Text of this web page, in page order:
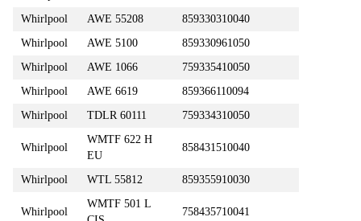
Whirlpool
AWE 55208
859330310040
Whirlpool
AWE 5100
859330961050
Whirlpool
AWE 1066
759335410050
Whirlpool
AWE 6619
859366110094
Whirlpool
TDLR 60111 759334310050
Whirlpool
WMTF 622 H
EU
858431510040
Whirlpool WTL 55812 859355910030
Whirlpool
WMTF 501 L
758435710041